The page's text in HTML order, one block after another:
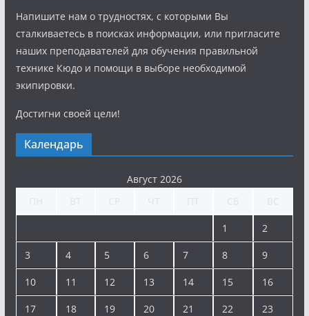
Напишите нам о трудностях, с которыми Вы
сталкиваетесь в поисках информации, или пригласите
наших преподавателей для обучения правильной
технике Кюдо и помощи в выборе необходимой
экипировки.
Достигни своей цели!
Календарь
Август 2026
1 2
3 4 5 6 7 8 9
10 11 12 13 14 15 16
17 18 19 20 21 22 23